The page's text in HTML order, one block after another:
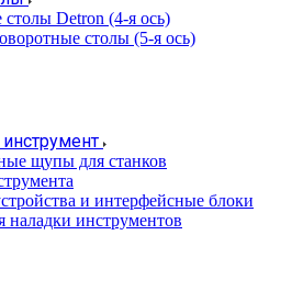
Detron (4-я ось)
столы (5-я ось)
щупы для станков
и интерфейсные блоки
наладки инструментов